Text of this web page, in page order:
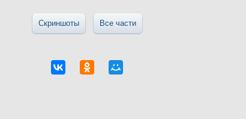
Скриншоты Все части